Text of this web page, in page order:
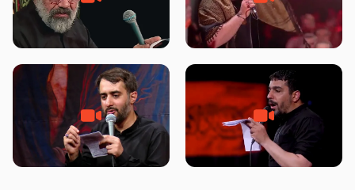
جانا جانا ابی عبدالله – کربلایی جواد
مقدم – شب هشتم محرم 1448 –
مادر منم مثل تو خمیدم – حاج
محمود کریمی – شهادت حضرت
هیئت رایة العباس علیه السلام
تک ، عبّاس، صاحب دل‌هاست –
حاج حنیف طاهری – عزاداری شب
من غلام نوکراتم من عاشق کربلاتم
– شور زمینه – شب هفتم – محرم